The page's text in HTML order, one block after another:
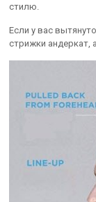
стилю.
Если у вас
стрижки андеркат,